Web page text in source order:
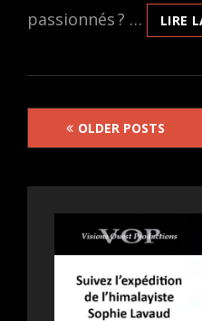
passionnés ? … LIRE
Posts
navigationOLDER POSTS